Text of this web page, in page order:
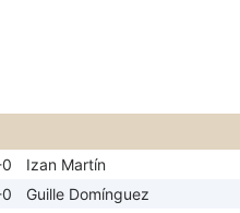
Izan Martín
Guille Domínguez